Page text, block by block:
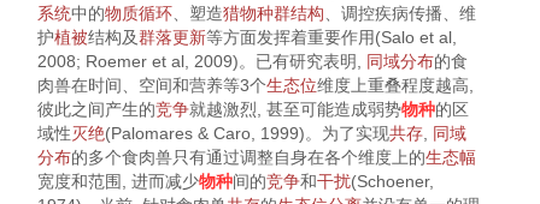
系统中的物质循环 、塑造猎物种群结构 、调控疾病传播、维
护植被结构及群落更新等方面发挥着重要作用(Salo et al,
2008; Roemer et al, 2009)。已有研究表明, 同域分布的食
肉兽在时间、空间和营养等3个生态位维度上重叠程度越高,
彼此之间产生的竞争就越激烈, 甚至可能造成弱势物种的区
域性灭绝(Palomares & Caro, 1999)。为了实现共存 同域
分布的多个食肉兽只有通过调整自身在各个维度上的生态幅
宽度和范围, 进而减少物种间的竞争和干扰(Schoener,